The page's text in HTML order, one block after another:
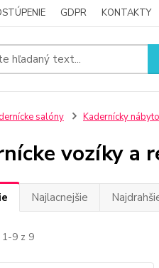
GDPR KONTAKTY
salóny Kadernícky
vozíky a
Najlacnejšie
1-9 z 9